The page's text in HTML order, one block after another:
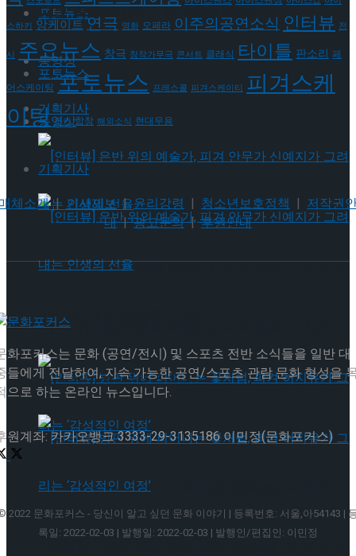
포토뉴스
동영상
기획기사
[인터뷰] 은반 위의 예술가, 피겨 안무가 신예지
가 그려내는 인생의 선율
[인터뷰] 빙판 위에 피어나는 꽃처럼, 피겨 허지
유가 그리는 ‘감성적인 여정’
나는 특별한 휴가 <동대문 바이브>
포토뉴스
동영상
기획기사
[인터뷰] 은반 위의 예술가, 피겨 안무가 신예지
가 그려내는 인생의 선율
스하키 앙케이트연극 영화 오페라 이주의공연소식 인터뷰 전
시 주요뉴스 창극 창작가무극 콘서트 클래식 타이틀 판소리 페
어스케이팅 포토뉴스 프레스콜 피겨스케이티 피겨스케
이팅 하키 합창 해외소식 현대무용
체소개|기사제보|윤리강령 | 청소년보호정책 | 저작권
내|광고문의|후원안내
화포커스는 문화 (공연/전시) 및 스포츠 전반 소식들을 일반 대
들에게 전달하여, 지속 가능한 공연/스포츠 관람 문화 형성을
으로 하는 온라인 뉴스입니다.
원계좌: 카카오뱅크 3333-29-3135186 이민정(문화포커스)
2022 문화포커스 - 당신이 알고 싶던 문화 이야기 | 등록번호: 서울,아54143 |
록일: 2022-02-03 | 발행일: 2022-02-03 | 발행인/편집인: 이민정